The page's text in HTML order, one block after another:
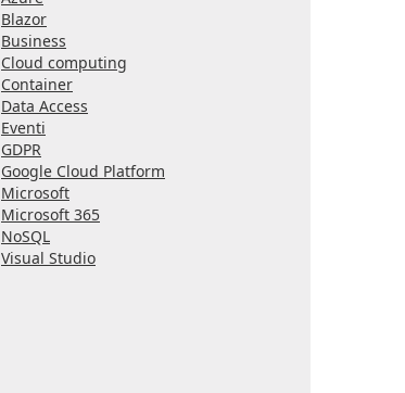
Blazor
Business
Cloud computing
Container
Data Access
Eventi
GDPR
Google Cloud Platform
Microsoft
Microsoft 365
NoSQL
Visual Studio